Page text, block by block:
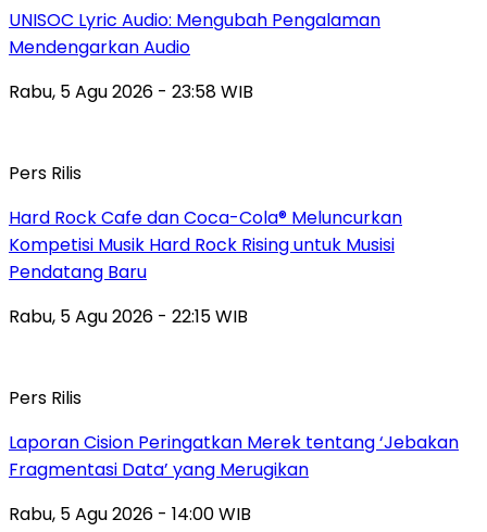
UNISOC Lyric Audio: Mengubah Pengalaman
Mendengarkan Audio
Rabu, 5 Agu 2026 - 23:58 WIB
Pers Rilis
Hard Rock Cafe dan Coca-Cola® Meluncurkan
Kompetisi Musik Hard Rock Rising untuk Musisi
Pendatang Baru
Rabu, 5 Agu 2026 - 22:15 WIB
Pers Rilis
Laporan Cision Peringatkan Merek tentang ‘Jebakan
Fragmentasi Data’ yang Merugikan
Rabu, 5 Agu 2026 - 14:00 WIB